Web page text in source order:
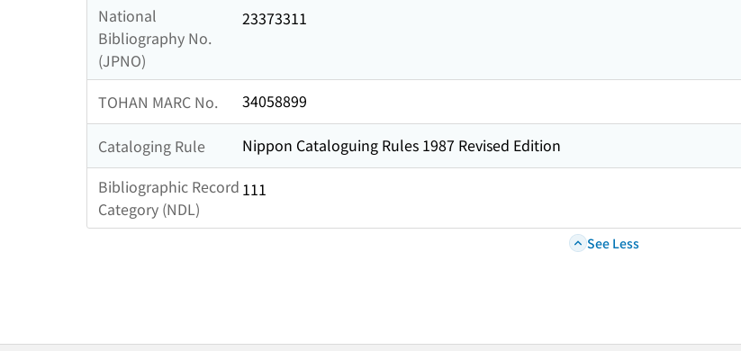
National
Bibliography No.
(JPNO)
23373311
TOHAN MARC No. 34058899
Cataloging Rule
Nippon Cataloguing Rules 1987 Revised Edition
Bibliographic Record
Category (NDL)
111
See Less